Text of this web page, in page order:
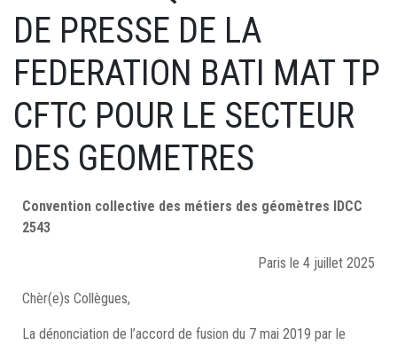
DE PRESSE DE LA
FEDERATION BATI MAT TP
CFTC POUR LE SECTEUR
DES GEOMETRES
Convention collective des métiers des géomètres IDCC
2543
Paris le 4 juillet 2025
Chèr(e)s Collègues,
La dénonciation de l’accord de fusion du 7 mai 2019 par le